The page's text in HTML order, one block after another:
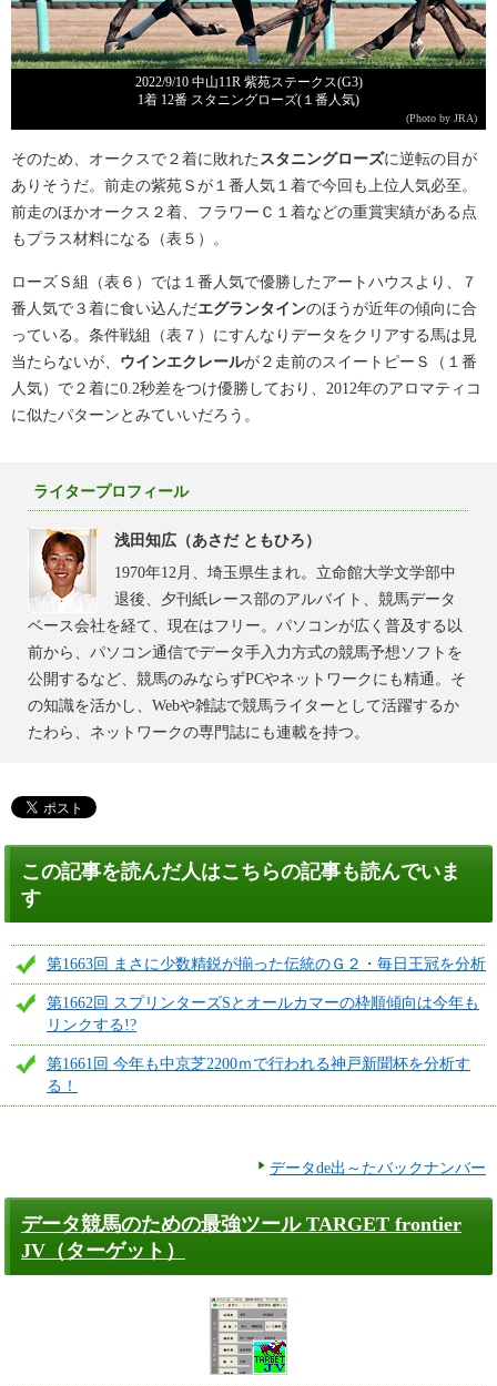
2022/9/10 中山11R 紫苑ステークス(G3)
1着 12番 スタニングローズ(１番人気)
(Photo by JRA)
そのため、オークスで２着に敗れた スタニングローズに逆転の目が
ありそうだ。前走の紫苑Ｓが１番人気１着で今回も上位人気必至。
前走のほかオークス２着、フラワーＣ１着などの重賞実績がある点
もプラス材料になる（表５）。
ローズＳ組（表６）では１番人気で優勝したアートハウスより、７
番人気で３着に食い込んだエグランタインのほうが近年の傾向に合
っている。条件戦組（表７）にすんなりデータをクリアする馬は見
当たらないが、 ウインエクレールが２走前のスイートピーＳ（１番
人気）で２着に0.2秒差をつけ優勝しており、2012年のアロマティコ
に似たパターンとみていいだろう。
ライタープロフィール
浅田知広（あさだ ともひろ）
1970年12月、埼玉県生まれ。立命館大学文学部中
退後、夕刊紙レース部のアルバイト、競馬データ
ベース会社を経て、現在はフリー。パソコンが広く普及する以
前から、パソコン通信でデータ手入力方式の競馬予想ソフトを
公開するなど、競馬のみならずPCやネットワークにも精通。そ
の知識を活かし、Webや雑誌で競馬ライターとして活躍するか
たわら、ネットワークの専門誌にも連載を持つ。
この記事を読んだ人はこちらの記事も読んでいま
す
第1663回 まさに少数精鋭が揃った伝統のＧ２・毎日王冠を分析
第1662回 スプリンターズSとオールカマーの枠順傾向は今年も
リンクする!?
第1661回 今年も中京芝2200ｍで行われる神戸新聞杯を分析す
る！
データde出～たバックナンバー
データ競馬のための最強ツール TARGET frontier
JV（ターゲット）